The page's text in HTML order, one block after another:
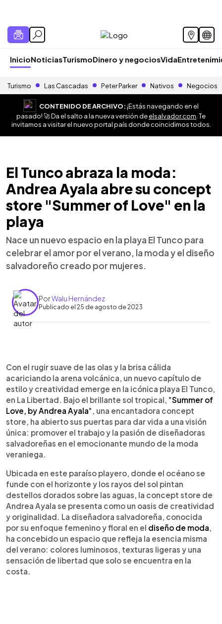
InicioNoticiasTurismoDinero y negociosVida
Turismo Las Cascadas Peter Parker Nativos Negocios
CONTENIDO DE ARCHIVO:¡Estás navegando en el
pasado! 🚀 Da el salto a la nueva versión deelsalvador.com . Te
invitamos a visitar el nuevo portal país donde coincidimos todos.
El Tunco abraza la moda:
Andrea Ayala abre su concept
store "Summer of Love" en la
playa
Nace un nuevo espacio en la playa El Tunco para
celebrar el amor por el verano, la moda y el diseño
salvadoreño creado por mujeres.
PorWalu Hernández
Publicado el 25 de agosto de 2023
► Escuchar artículo
Con el rugir suave de las olas y la brisa cálida
acariciando la arena volcánica, un nuevo capítulo de
estilo y creatividad emerge en la icónica playa El Tunco,
en La Libertad. Bajo el brillante sol tropical, "Summer of
Love, by Andrea Ayala", una encantadora concept
store, ha abierto sus puertas para dar vida a una visión
única: promover el trabajo y la pasión de diseñadoras
salvadoreñas en el emocionante mundo de la moda
veraniega.
Ubicada en este paraíso playero, donde el océano se
funde con el horizonte y los rayos del sol pintan
destellos dorados sobre las aguas, la concept store de
Andrea Ayala se presenta como un oasis de creatividad
y originalidad. La diseñadora salvadoreña, conocida
por su enfoque femenino y floral en el diseño de moda,
ha concebido un espacio que refleja la esencia misma
del verano: colores luminosos, texturas ligeras y una
sensación de libertad que solo se encuentra en la
costa.